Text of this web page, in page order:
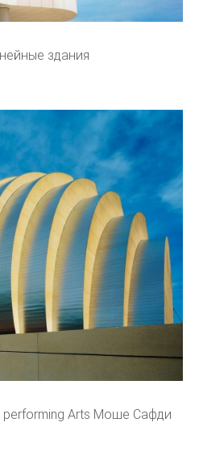
здания
performing Arts Моше Сафди